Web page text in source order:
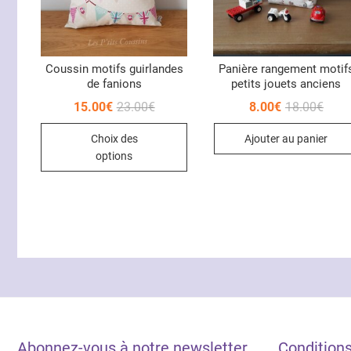
Coussin motifs guirlandes
de fanions
23.00€Le
15.00€
Le
Choix des
options
peuvent
choisies
Panière rangement
petits jouets anciens
18.00€Le
était :
8.00€
Le
est :
Ajouter au panier